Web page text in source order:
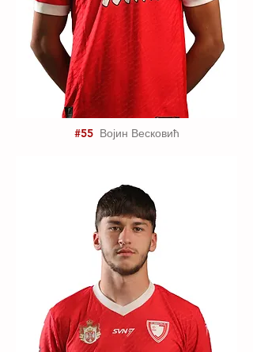
#55Војин Весковић